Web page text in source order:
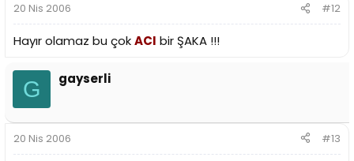
20 Nis 2006 #12
Hayır olamaz bu çokACI bir ŞAKA !!!
G gayserli
20 Nis 2006 #13